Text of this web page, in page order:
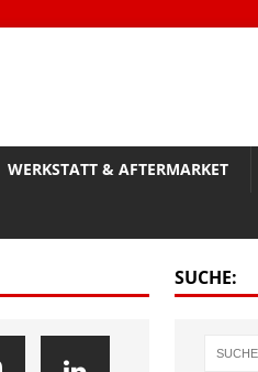
WERKSTATT & AFTERMARKET
SUCHE: